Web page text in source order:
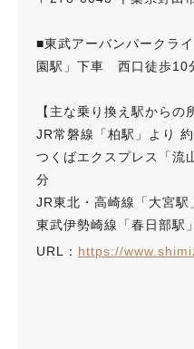
■東武アーバンパークラ
園駅」下車 西口徒歩10
【主な乗り換え駅からの
JR常磐線「柏駅」より
つくばエクスプレス「流
分
JR東北・高崎線「大宮
東武伊勢崎線「春日部駅
URL： https://